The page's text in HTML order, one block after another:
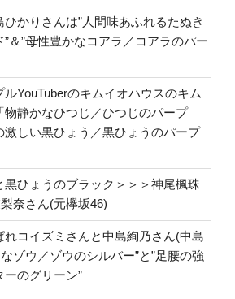
かりさんは”人間味あふれるたぬき
＆”母性豊かなコアラ／コアラのパー
ルYouTuberのキムイオハウスのキム
物静かなひつじ／ひつじのパープ
激しい黒ひょう／黒ひょうのパープ
黒ひょうのブラック＞＞＞神尾楓珠
奈さん(元欅坂46)
れコイズミさんと中島絢乃さん(中島
ゾウ／ゾウのシルバー”と”足腰の強
のグリーン”